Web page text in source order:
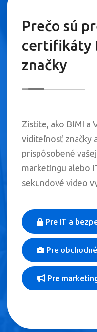
Prečo sú
certifikáty
značky
Zistite, ako BIMI a
viditeľnosť značky
prispôsobené
marketingu alebo
sekundové video
Pre IT a
Pre
Pre